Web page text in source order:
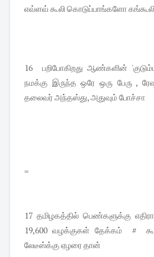
எவ்ளவ் கூலி கொடுப்பாங்களோ கங்கூலி
16 பறிபோகிறது ஆண்களின்
நமக்கு இருந்த ஒரே ஒரு பேரு ,
தலைவர் அந்தஸ்து, அதுவும் போச்சா
=
17 தமிழகத்தில் பெண்களுக்கு
19,600 வழக்குகள் தேக்கம் #
லேடீஸ்க்கு ஏழரை தான்